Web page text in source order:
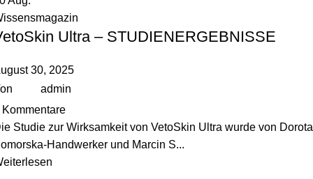
Ultra – STUDIENERGEBNISSE
30, 2025
admin
Kommentare
Studie zur Wirksamkeit von VetoSkin Ultra wurde von Dorota
Handwerker und Marcin S...